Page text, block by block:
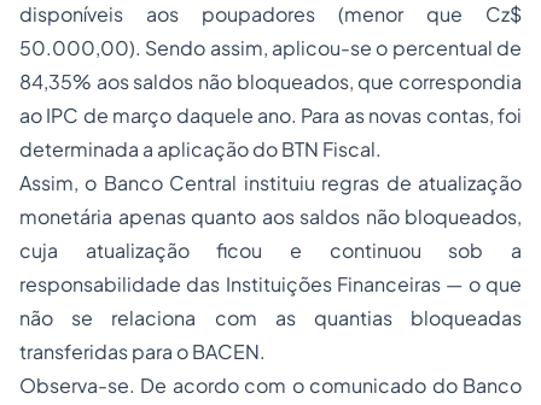
disponíveis aos poupadores (menor que Cz$
50.000,00). Sendo assim, aplicou-se o percentual de
84,35% aos saldos não bloqueados, que correspondia
ao IPC de março daquele ano. Para as novas contas, foi
determinada a aplicação do BTN Fiscal.
Assim, o Banco Central instituiu regras de atualização
monetária apenas quanto aos saldos não bloqueados,
cuja atualização ficou e continuou sob a
responsabilidade das Instituições Financeiras — o que
não se relaciona com as quantias bloqueadas
transferidas para o BACEN.
Observa-se. De acordo com o comunicado do Banco